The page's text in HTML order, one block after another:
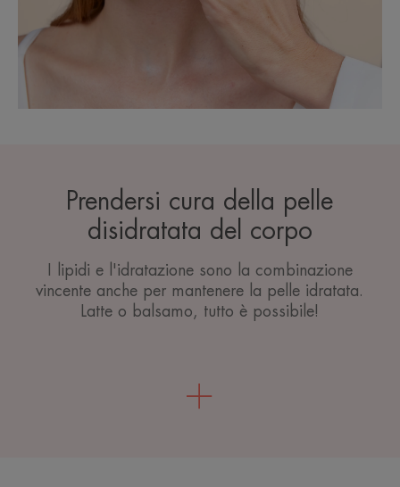
Prendersi cura della pelle
disidratata del corpo
I lipidi e l'idratazione sono la combinazione
vincente anche per mantenere la pelle idratata.
Latte o balsamo, tutto è possibile!